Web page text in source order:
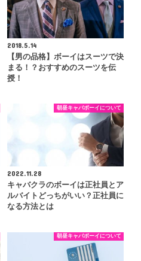
2018.5.14
【男の品格】ボーイはスーツで決
まる！？おすすめのスーツを伝
授！
朝昼キャバボーイについて
2022.11.28
キャバクラのボーイは正社員とア
ルバイトどっちがいい？正社員に
なる方法とは
朝昼キャバボーイについて